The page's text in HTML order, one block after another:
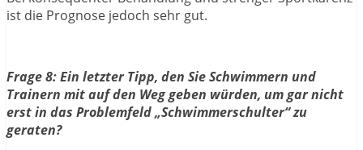
ist die Prognose jedoch sehr gut.
Frage 8: Ein letzter Tipp, den Sie Schwimmern und
Trainern mit auf den Weg geben würden, um gar nicht
erst in das Problemfeld „Schwimmerschulter“ zu
geraten?